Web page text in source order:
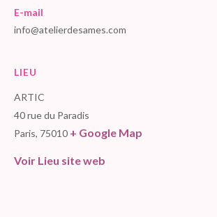
E-mail
info@atelierdesames.com
LIEU
ARTIC
40 rue du Paradis
Paris, 75010 + Google Map
Voir Lieu site web